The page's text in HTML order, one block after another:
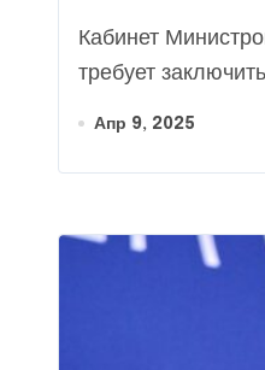
Кабинет Министров Украины принял постановление по соглашению об ископаемых, которое
требует
Апр 9, 2025